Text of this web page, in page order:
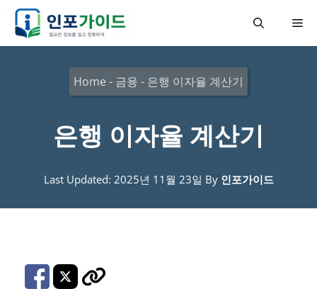
메
Home - 금융 - 은행 이자율 계산기
은행 이자율 계산기
Last Updated: 2025년 11월 23일 By 인포가이드